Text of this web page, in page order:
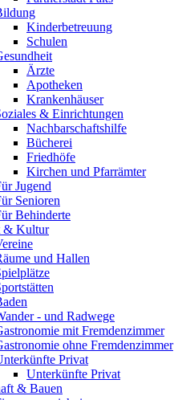
Kinderbetreuung
Schulen
Ärzte
Apotheken
Krankenhäuser
& Einrichtungen
Nachbarschaftshilfe
Bücherei
Friedhöfe
Kirchen und Pfarrämter
Jugend
Senioren
Behinderte
& Kultur
und Hallen
- und Radwege
mit Fremdenzimmer
ohne Fremdenzimmer
Privat
Unterkünfte Privat
& Bauen